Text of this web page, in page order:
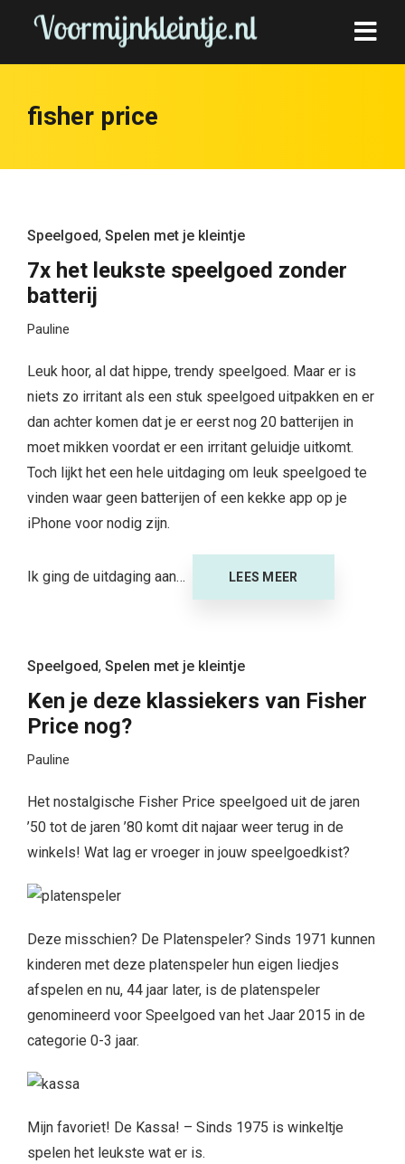
fisher price
Speelgoed, Spelen met je kleintje
7x het leukste speelgoed zonder
batterij
Pauline
Leuk hoor, al dat hippe, trendy speelgoed. Maar er is
niets zo irritant als een stuk speelgoed uitpakken en er
dan achter komen dat je er eerst nog 20 batterijen in
moet mikken voordat er een irritant geluidje uitkomt.
Toch lijkt het een hele uitdaging om leuk speelgoed te
vinden waar geen batterijen of een kekke app op je
iPhone voor nodig zijn.
Ik ging de uitdaging aan… LEES MEER
Speelgoed, Spelen met je kleintje
Ken je deze klassiekers van Fisher
Price nog?
Pauline
Het nostalgische Fisher Price speelgoed uit de jaren
’50 tot de jaren ’80 komt dit najaar weer terug in de
winkels! Wat lag er vroeger in jouw speelgoedkist?
Deze misschien? De Platenspeler? Sinds 1971 kunnen
kinderen met deze platenspeler hun eigen liedjes
afspelen en nu, 44 jaar later, is de platenspeler
genomineerd voor Speelgoed van het Jaar 2015 in de
categorie 0-3 jaar.
Mijn favoriet! De Kassa! – Sinds 1975 is winkeltje
spelen het leukste wat er is.